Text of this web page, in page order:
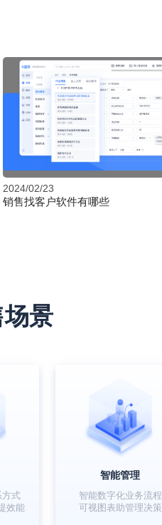
2024/02/23
销售找客户软件有哪些
景
方式
效能
智能管理
智能数字化业务流程
可视图表助管理决策